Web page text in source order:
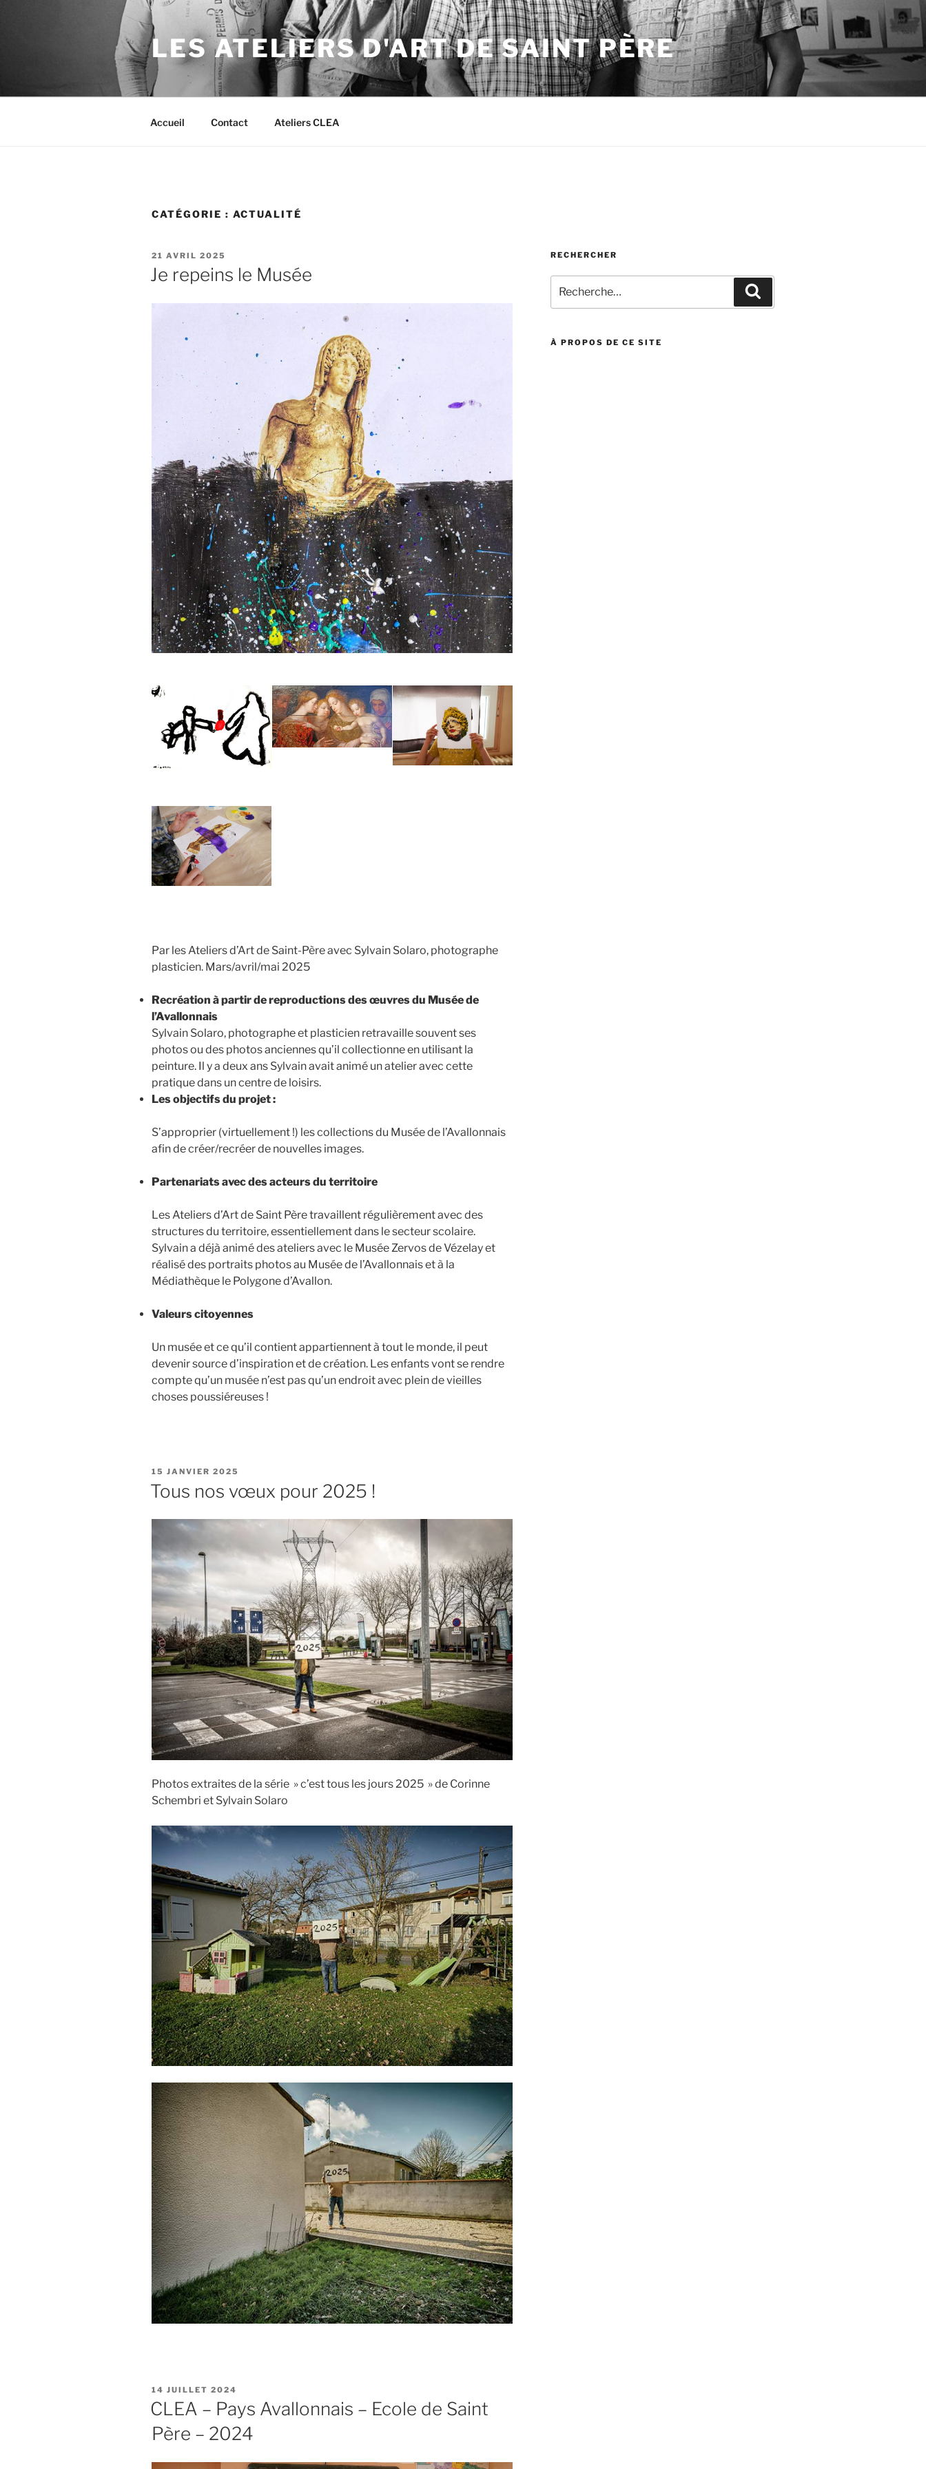
LES ATELIERS D'ART DE SAINT PÈRE
Accueil Contact Ateliers CLEA
CATÉGORIE : ACTUALITÉ
PUBLIÉ
LE
21 AVRIL 2025
Je repeins le Musée
Par les Ateliers d’Art de Saint-Père avec Sylvain Solaro, photographe
plasticien. Mars/avril/mai 2025
Recréation à partir de reproductions des œuvres du Musée de
l’Avallonnais
Sylvain Solaro, photographe et plasticien retravaille souvent ses
photos ou des photos anciennes qu’il collectionne en utilisant la
peinture. Il y a deux ans Sylvain avait animé un atelier avec cette
pratique dans un centre de loisirs.
Les objectifs du projet :
S’approprier (virtuellement !) les collections du Musée de l’Avallonnais
afin de créer/recréer de nouvelles images.
Partenariats avec des acteurs du territoire
Les Ateliers d’Art de Saint Père travaillent régulièrement avec des
structures du territoire, essentiellement dans le secteur scolaire.
Sylvain a déjà animé des ateliers avec le Musée Zervos de Vézelay et
réalisé des portraits photos au Musée de l’Avallonnais et à la
Médiathèque le Polygone d’Avallon.
Valeurs citoyennes
Un musée et ce qu’il contient appartiennent à tout le monde, il peut
devenir source d’inspiration et de création. Les enfants vont se rendre
compte qu’un musée n’est pas qu’un endroit avec plein de vieilles
choses poussiéreuses !
PUBLIÉ
LE
15 JANVIER 2025
Tous nos vœux pour 2025 !
Photos extraites de la série » c’est tous les jours 2025 » de Corinne
Schembri et Sylvain Solaro
PUBLIÉ
LE
14 JUILLET 2024
CLEA – Pays Avallonnais – Ecole de Saint
Père – 2024
RECHERCHER
pour
:
À PROPOS DE CE SITE